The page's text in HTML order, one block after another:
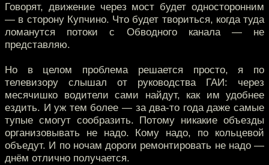
Говорят, движение через мост будет односторонним
— в сторону Купчино. Что будет твориться, когда туда
ломанутся потоки с Обводного канала — не
представляю.
Но в целом проблема решается просто, я по
телевизору слышал от руководства ГАИ: через
месячишко водители сами найдут, как им удобнее
ездить. И уж тем более — за два-то года даже самые
тупые смогут сообразить. Потому никакие объезды
организовывать не надо. Кому надо, по кольцевой
объедут. И по ночам дороги ремонтировать не надо —
днём отлично получается.